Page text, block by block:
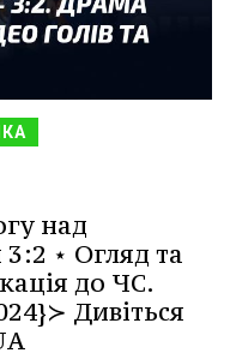
над
⋆ Огляд та
до ЧС.
Дивіться